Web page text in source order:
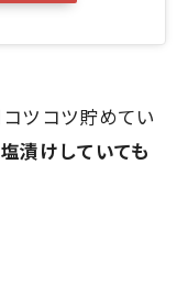
ツコツ貯めてい
漬けしていても